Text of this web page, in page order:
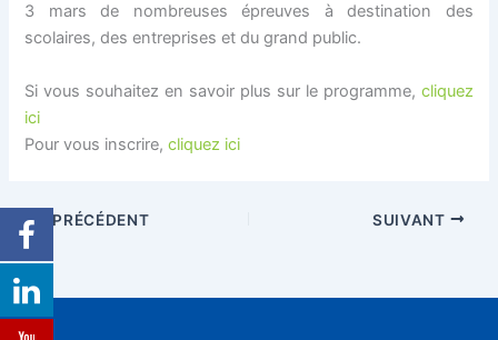
3 mars de nombreuses épreuves à destination des
scolaires, des entreprises et du grand public.
Si vous souhaitez en savoir plus sur le programme, cliquez
ici
Pour vous inscrire,cliquez ici
PRÉCÉDENT SUIVANT